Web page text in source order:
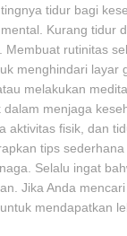
tidur bagi
Kurang tidur
rutinitas
menghindari
melakukan
menjaga
aktivitas fisik, dan
tips
Selalu ingat
Jika Anda
untuk mendapatkan